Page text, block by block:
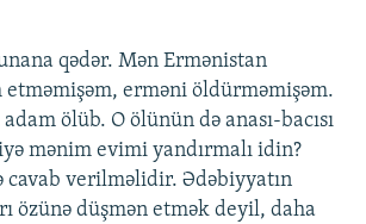
qədər. Mən Ermənistan
etməmişəm, erməni öldürməmişəm.
ölüb. O ölünün də anası-bacısı
mənim evimi yandırmalı idin?
cavab verilməlidir. Ədəbiyyatın
özünə düşmən etmək deyil, daha